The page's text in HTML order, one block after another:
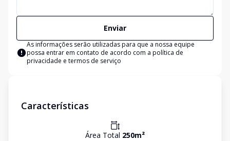
Enviar
As informações serão utilizadas para que a nossa equipe
possa entrar em contato de acordo com a política de
privacidade e termos de serviço
Características
Área Total 250m²